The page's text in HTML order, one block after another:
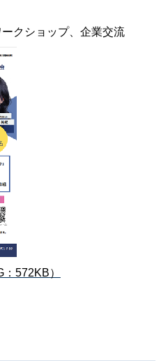
クショップ、企業交流
572KB）